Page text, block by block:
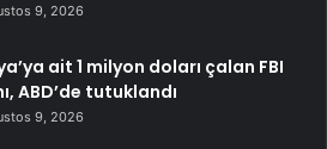
9, 2026
ait 1 milyon doları çalan FBI
ABD’de tutuklandı
9, 2026